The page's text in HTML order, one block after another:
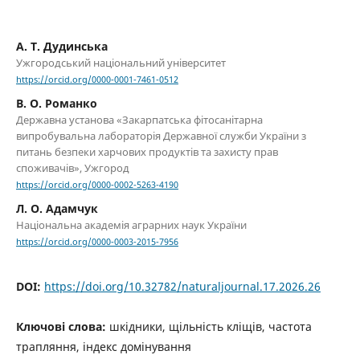
А. Т. Дудинська
Ужгородський національний університет
https://orcid.org/0000-0001-7461-0512
В. О. Романко
Державна установа «Закарпатська фітосанітарна
випробувальна лабораторія Державної служби України з
питань безпеки харчових продуктів та захисту прав
споживачів», Ужгород
https://orcid.org/0000-0002-5263-4190
Л. О. Адамчук
Національна академія аграрних наук України
https://orcid.org/0000-0003-2015-7956
DOI: https://doi.org/10.32782/naturaljournal.17.2026.26
Ключові слова: шкідники, щільність кліщів, частота
трапляння, індекс домінування